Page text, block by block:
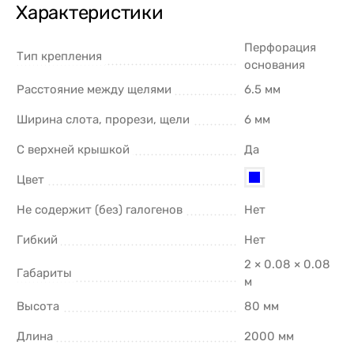
Характеристики
Тип крепления
Перфорация
основания
Расстояние между щелями
6.5 мм
Ширина слота, прорези, щели 6 мм
С верхней крышкой Да
Цвет
Не содержит (без) галогенов Нет
Гибкий Нет
Габариты
2 × 0.08 × 0.08
м
Высота
80 мм
Длина 2000 мм